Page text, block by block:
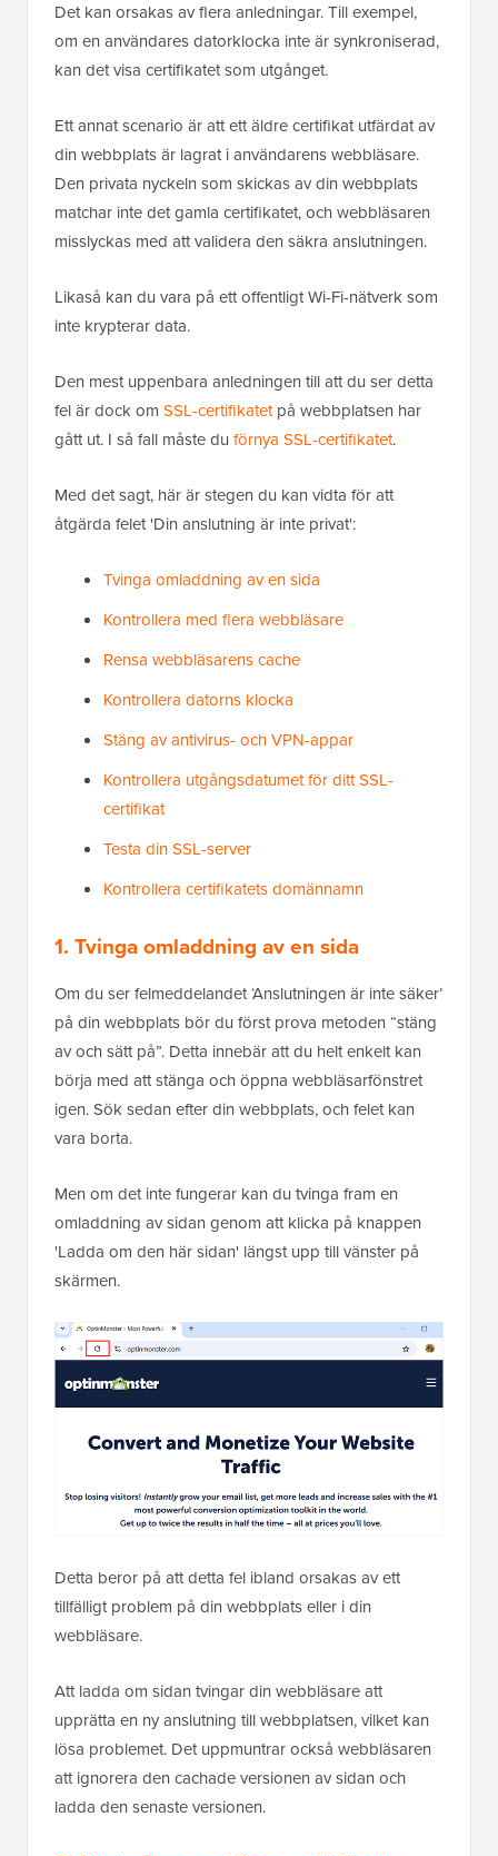
Det kan orsakas av flera anledningar. Till exempel,
om en användares datorklocka inte är synkroniserad,
kan det visa certifikatet som utgånget.
Ett annat scenario är att ett äldre certifikat utfärdat av
din webbplats är lagrat i användarens webbläsare.
Den privata nyckeln som skickas av din webbplats
matchar inte det gamla certifikatet, och webbläsaren
misslyckas med att validera den säkra anslutningen.
Likaså kan du vara på ett offentligt Wi-Fi-nätverk som
inte krypterar data.
Den mest uppenbara anledningen till att du ser detta
fel är dock om SSL-certifikatetpå webbplatsen har
gått ut. I så fall måste du förnya SSL-certifikatet.
Med det sagt, här är stegen du kan vidta för att
åtgärda felet 'Din anslutning är inte privat':
Tvinga omladdning av en sida
Kontrollera med flera webbläsare
Rensa webbläsarens cache
Kontrollera datorns klocka
Stäng av antivirus- och VPN-appar
Kontrollera utgångsdatumet för ditt SSL-
certifikat
Testa din SSL-server
Kontrollera certifikatets domännamn
1. Tvinga omladdning av en sida
Om du ser felmeddelandet ‘Anslutningen är inte säker’
på din webbplats bör du först prova metoden “stäng
av och sätt på”. Detta innebär att du helt enkelt kan
börja med att stänga och öppna webbläsarfönstret
igen. Sök sedan efter din webbplats, och felet kan
vara borta.
Men om det inte fungerar kan du tvinga fram en
omladdning av sidan genom att klicka på knappen
'Ladda om den här sidan' längst upp till vänster på
skärmen.
Detta beror på att detta fel ibland orsakas av ett
tillfälligt problem på din webbplats eller i din
webbläsare.
Att ladda om sidan tvingar din webbläsare att
upprätta en ny anslutning till webbplatsen, vilket kan
lösa problemet. Det uppmuntrar också webbläsaren
att ignorera den cachade versionen av sidan och
ladda den senaste versionen.